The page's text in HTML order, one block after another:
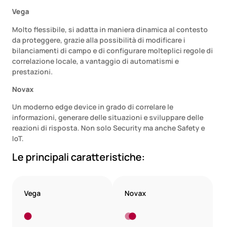
Vega
Molto flessibile, si adatta in maniera dinamica al contesto
da proteggere, grazie alla possibilità di modificare i
bilanciamenti di campo e di configurare molteplici regole di
correlazione locale, a vantaggio di automatismi e
prestazioni.
Novax
Un moderno edge device in grado di correlare le
informazioni, generare delle situazioni e sviluppare delle
reazioni di risposta. Non solo Security ma anche Safety e
IoT.
Le principali caratteristiche:
Vega Novax